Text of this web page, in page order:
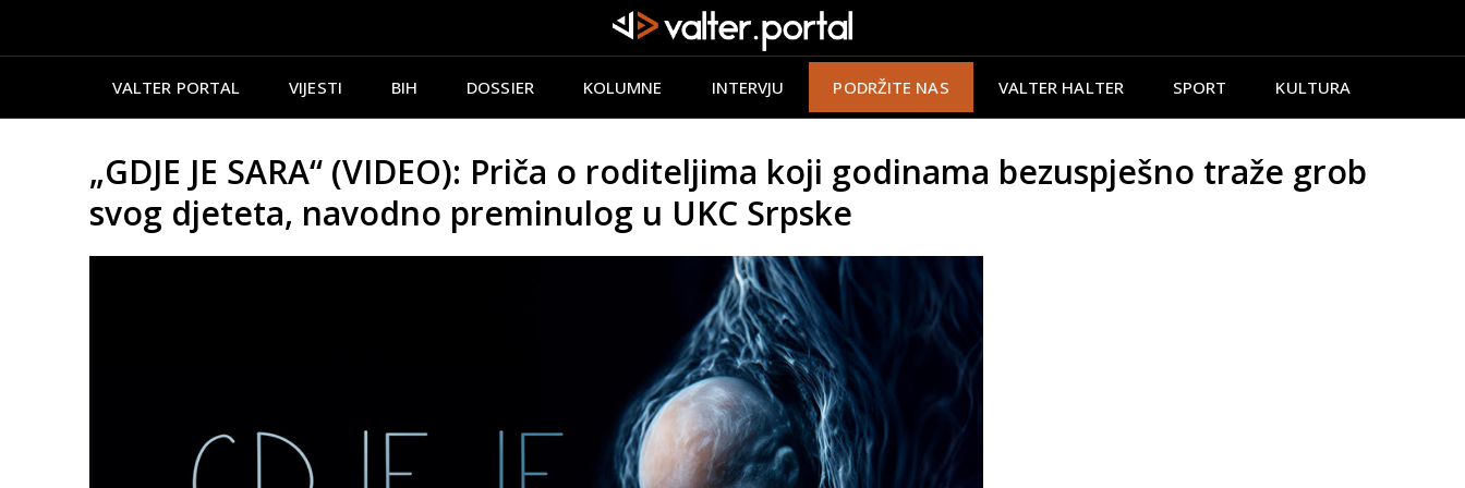
VALTER PORTAL VIJESTI BIH DOSSIER KOLUMNE INTERVJU PODRŽITE NAS VALTER HALTER SPORT KULTURA
„GDJE JE SARA“ (VIDEO): Priča o roditeljima koji godinama bezuspješno traže grob
svog djeteta, navodno preminulog u UKC Srpske